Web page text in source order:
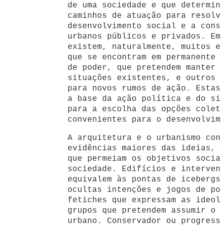
de uma sociedade e que
caminhos de atuação para
desenvolvimento social e a
urbanos públicos e privados. Em
existem, naturalmente, muitos
que se encontram em
de poder, que pretendem manter
situações existentes, e outros
para novos rumos de ação.
a base da ação política e do
para a escolha das opções
convenientes para o
A arquitetura e o urbanismo
evidências maiores das
que permeiam os objetivos
sociedade. Edifícios e
equivalem às pontas de
ocultas intenções e jogos de
fetiches que expressam as
grupos que pretendem assumir
urbano. Conservador ou